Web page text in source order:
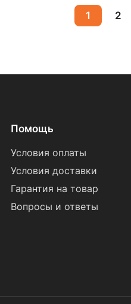
1 2
Помощь
Условия оплаты
Условия доставки
Гарантия на товар
Вопросы и ответы